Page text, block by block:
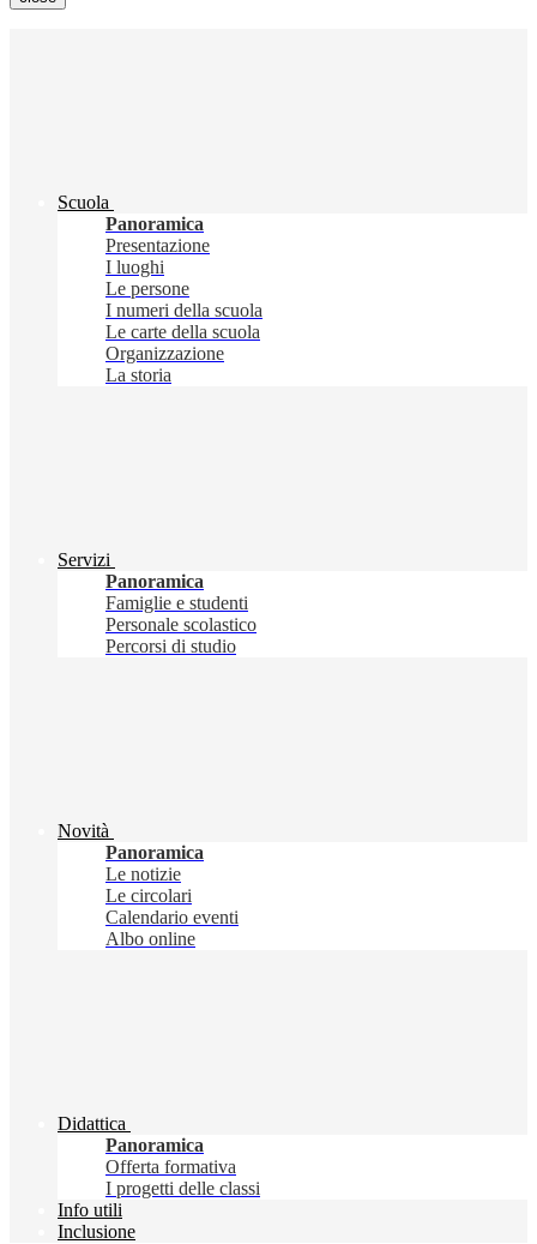
Scuola
Panoramica
Presentazione
I luoghi
Le persone
I numeri della scuola
Le carte della scuola
Organizzazione
La storia
Servizi
Panoramica
Famiglie e studenti
Personale scolastico
Percorsi di studio
Novità
Panoramica
Le notizie
Le circolari
Calendario eventi
Albo online
Didattica
Panoramica
Offerta formativa
I progetti delle classi
Info utili
Inclusione